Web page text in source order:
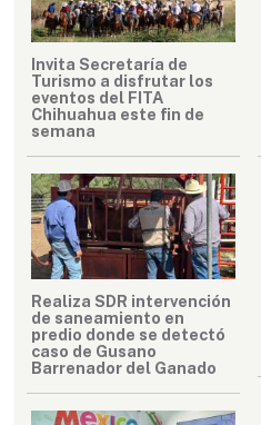
Invita Secretaría de
Turismo a disfrutar los
eventos del FITA
Chihuahua este fin de
semana
Realiza SDR intervención
de saneamiento en
predio donde se detectó
caso de Gusano
Barrenador del Ganado